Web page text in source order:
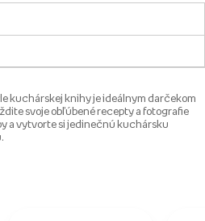
kuchárskej knihy je ideálnym darčekom
svoje obľúbené recepty a fotografie
a vytvorte si jedinečnú kuchársku